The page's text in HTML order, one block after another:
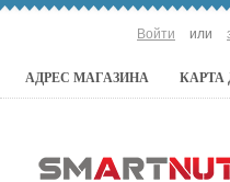
Войти или
АДРЕС МАГАЗИНА КАРТА